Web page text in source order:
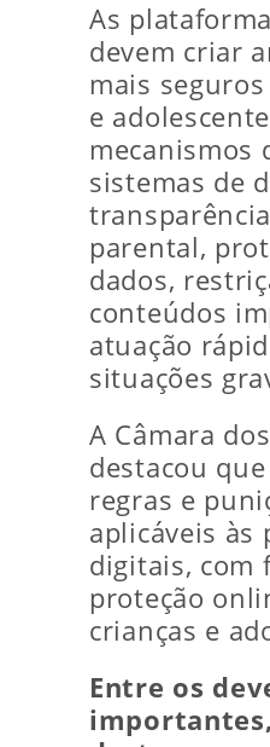
As
devem criar
mais
e
mecanismos
sistemas de
parental,
dados,
conteúdos
atuação
situações
A Câmara
destacou
regras e
aplicáveis às
digitais, com
proteção
crianças e
Entre os